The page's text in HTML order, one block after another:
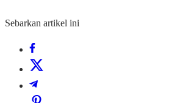
Sebarkan artikel ini